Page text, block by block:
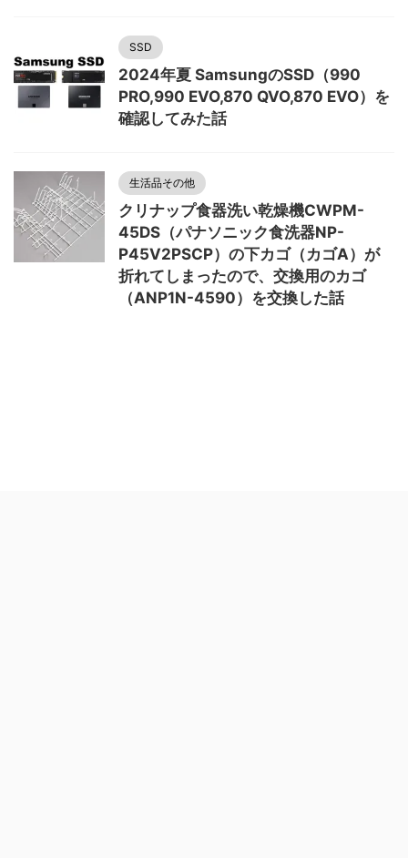
SSD
2024年夏 SamsungのSSD（990
PRO,990 EVO,870 QVO,870 EVO）を
確認してみた話
生活品その他
クリナップ食器洗い乾燥機CWPM-
45DS（パナソニック食洗器NP-
P45V2PSCP）の下カゴ（カゴA）が
折れてしまったので、交換用のカゴ
（ANP1N-4590）を交換した話